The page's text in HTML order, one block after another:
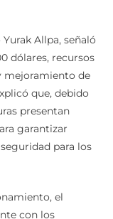
Allpa, señaló
dólares, recursos
mejoramiento de
que, debido
presentan
garantizar
para los
el
con los